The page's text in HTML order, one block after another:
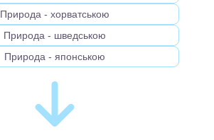
Природа - хорватською
Природа - шведською
Природа - японською